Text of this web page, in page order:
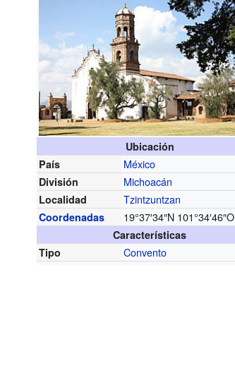
Ubicación
País
México
División Michoacán
Localidad Tzintzuntzan
Coordenadas 19°37′34″N 101°34′46″O
Características
Tipo
Convento